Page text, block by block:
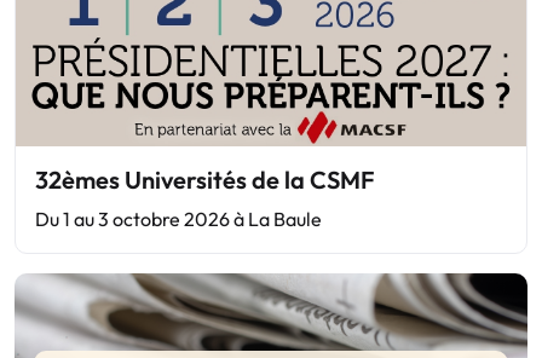
32èmes Universités de la CSMF
Du 1 au 3 octobre 2026 à La Baule